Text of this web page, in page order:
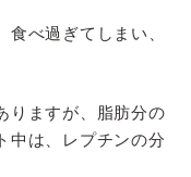
べ過ぎてしまい、
りますが、脂肪分の
中は、レプチンの分